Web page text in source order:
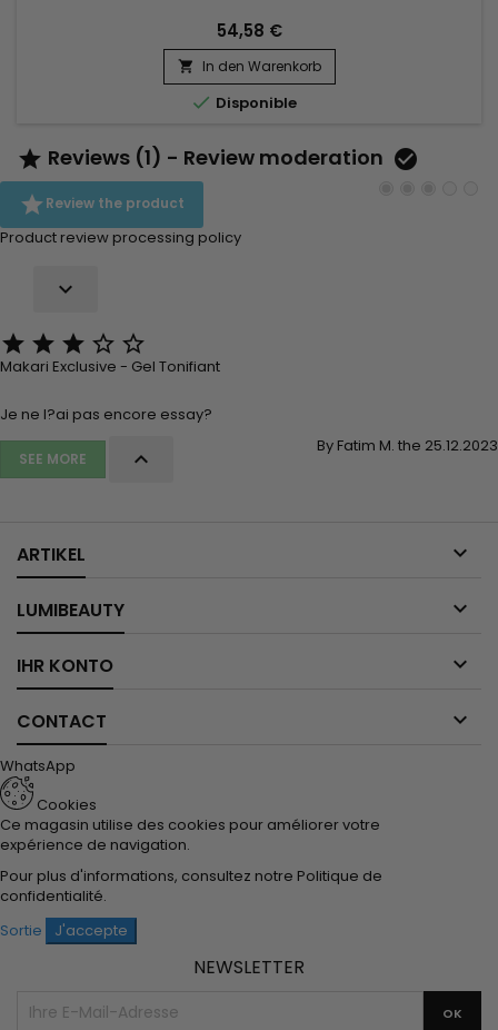
und Anzeichen vorzeitiger Hautalterung mit beispiellosen
Straffungs- und Aufhellungsergebnissen zu
reduzieren.Verwendungshinweise :Morgens und abends auf
den gesamten Körper...
54,58 €
 In den Warenkorb
 Disponible
 Reviews (1) - Review moderation 
Review the product
Product review processing policy

    
Makari Exclusive - Gel Tonifiant
Je ne l?ai pas encore essay?
By Fatim M. the 25.12.2023
SEE MORE 
ARTIKEL 
LUMIBEAUTY 
IHR KONTO 
CONTACT 
WhatsApp
Cookies
Ce magasin utilise des cookies pour améliorer votre
expérience de navigation.
Pour plus d'informations, consultez notre Politique de
confidentialité.
Sortie
J'accepte
NEWSLETTER